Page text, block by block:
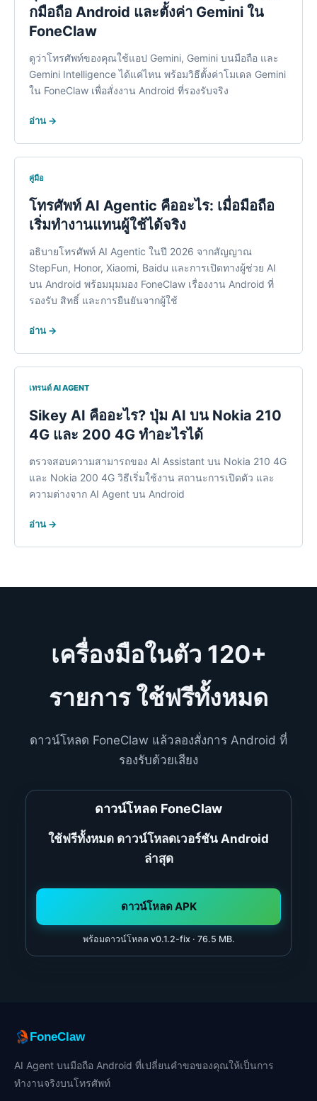
กมือถือ Android และตั้งค่า Gemini ใน
FoneClaw
ดูว่าโทรศัพท์ของคุณใช้แอป Gemini, Gemini บนมือถือ และ
Gemini Intelligence ได้แค่ไหน พร้อมวิธีตั้งค่าโมเดล Gemini
ใน FoneClaw เพื่อสั่งงาน Android ที่รองรับจริง
อ่าน →
คู่มือ
โทรศัพท์ AI Agentic คืออะไร: เมื่อมือถือ
เริ่มทำงานแทนผู้ใช้ได้จริง
อธิบายโทรศัพท์ AI Agentic ในปี 2026 จากสัญญาณ
StepFun, Honor, Xiaomi, Baidu และการเปิดทางผู้ช่วย AI
บน Android พร้อมมุมมอง FoneClaw เรื่องงาน Android ที่
รองรับ สิทธิ์ และการยืนยันจากผู้ใช้
อ่าน →
เทรนด์ AI AGENT
Sikey AI คืออะไร? ปุ่ม AI บน Nokia 210
4G และ 200 4G ทำอะไรได้
ตรวจสอบความสามารถของ AI Assistant บน Nokia 210 4G
และ Nokia 200 4G วิธีเริ่มใช้งาน สถานะการเปิดตัว และ
ความต่างจาก AI Agent บน Android
อ่าน →
เครื่องมือในตัว 120+
รายการ ใช้ฟรีทั้งหมด
ดาวน์โหลด FoneClaw แล้วลองสั่งการ Android ที่
รองรับด้วยเสียง
ดาวน์โหลด FoneClaw
ใช้ฟรีทั้งหมด ดาวน์โหลดเวอร์ชัน Android
ล่าสุด
ดาวน์โหลด APK
พร้อมดาวน์โหลด v0.1.2-fix · 76.5 MB.
FoneClaw
AI Agent บนมือถือ Android ที่เปลี่ยนคำขอของคุณให้เป็นการ
ทำงานจริงบนโทรศัพท์